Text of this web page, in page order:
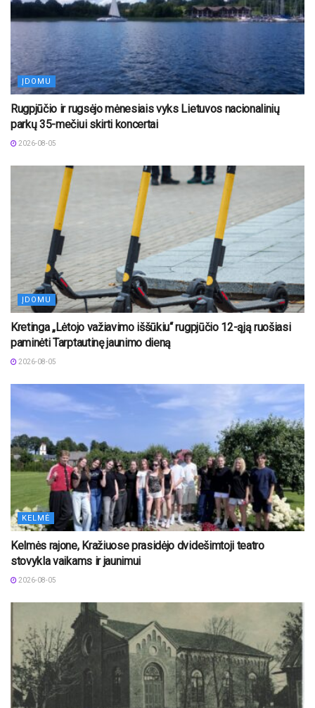
ĮDOMU
Rugpjūčio ir rugsėjo mėnesiais vyks Lietuvos nacionalinių
parkų 35-mečiui skirti koncertai
2026-08-05
ĮDOMU
Kretinga „Lėtojo važiavimo iššūkiu“ rugpjūčio 12-ąją ruošiasi
paminėti Tarptautinę jaunimo dieną
2026-08-05
KELMĖ
Kelmės rajone, Kražiuose prasidėjo dvidešimtoji teatro
stovykla vaikams ir jaunimui
2026-08-05